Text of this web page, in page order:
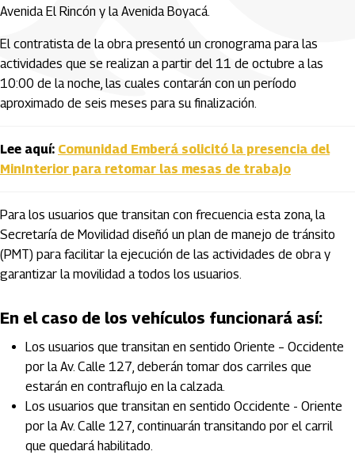
Avenida El Rincón y la Avenida Boyacá.
El contratista de la obra presentó un cronograma para las
actividades que se realizan a partir del 11 de octubre a las
10:00 de la noche, las cuales contarán con un período
aproximado de seis meses para su finalización.
Lee aquí: Comunidad Emberá solicitó la presencia del
MinInterior para retomar las mesas de trabajo
Para los usuarios que transitan con frecuencia esta zona, la
Secretaría de Movilidad diseñó un plan de manejo de tránsito
(PMT) para facilitar la ejecución de las actividades de obra y
garantizar la movilidad a todos los usuarios.
En el caso de los vehículos funcionará así:
Los usuarios que transitan en sentido Oriente – Occidente
por la Av. Calle 127, deberán tomar dos carriles que
estarán en contraflujo en la calzada.
Los usuarios que transitan en sentido Occidente - Oriente
por la Av. Calle 127, continuarán transitando por el carril
que quedará habilitado.